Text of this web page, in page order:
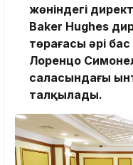
жөніндегі
Baker Hughes
төрағасы әрі
Лоренцо
саласындағы
талқылады.